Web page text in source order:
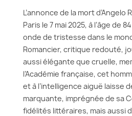
L’annonce de la mort d’Angelo
Paris le 7 mai 2025, à l’âge de
onde de tristesse dans le
Romancier, critique redouté,
aussi élégante que cruelle,
l’Académie française, cet
et à l’intelligence aiguë laisse
marquante, imprégnée de sa
fidélités littéraires, mais aussi